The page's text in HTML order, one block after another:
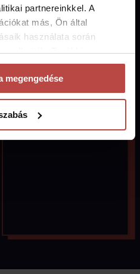
partnereinkkel. A
más, Ön által
használata során
További
Szabályzatunkban talál.
megengedése
5500
tonna